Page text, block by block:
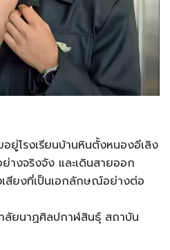
อยู่โรงเรียนบ้านหินตั้งหนองอีเลิง
างจริงจัง และเดินสายออก
เสียงที่เป็นเอกลักษณ์อย่างต่อ
ลัยนาฏศิลปกาฬสินธุ์ สถาบัน